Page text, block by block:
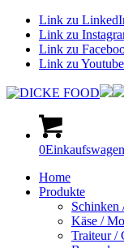
Link zu
Link zu
Link zu
Link zu Youtube
0Einkaufswagen
Home
Produkte
Schinken
Käse /
Traiteur /